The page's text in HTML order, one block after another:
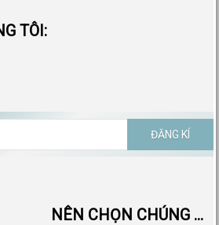
TÔI:
ĐĂNG KÍ
NÊN CHỌN CHÚNG TÔI